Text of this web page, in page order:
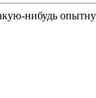
нибудь